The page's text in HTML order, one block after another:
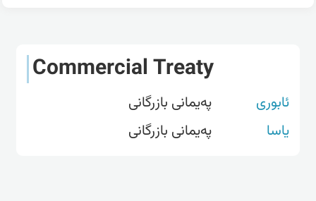
Commercial Treaty
ئابوری
پەیمانی بازرگانی
یاسا
پەیمانی بازرگانی